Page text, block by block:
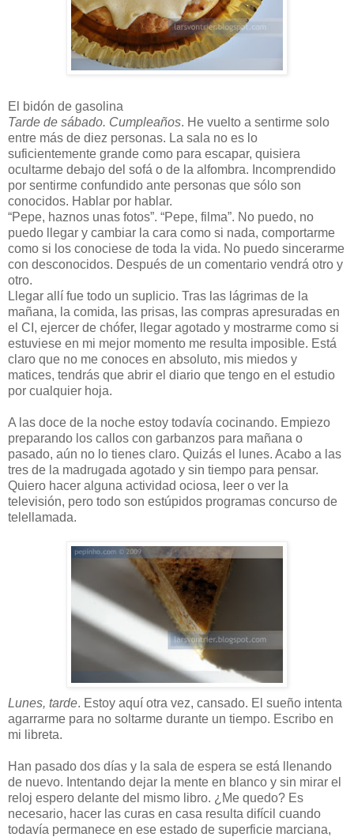
El bidón de gasolina
Tarde de sábado. Cumpleaños. He vuelto a sentirme solo
entre más de diez personas. La sala no es lo
suficientemente grande como para escapar, quisiera
ocultarme debajo del sofá o de la alfombra. Incomprendido
por sentirme confundido ante personas que sólo son
conocidos. Hablar por hablar.
“Pepe, haznos unas fotos”. “Pepe, filma”. No puedo, no
puedo llegar y cambiar la cara como si nada, comportarme
como si los conociese de toda la vida. No puedo sincerarme
con desconocidos. Después de un comentario vendrá otro y
otro.
Llegar allí fue todo un suplicio. Tras las lágrimas de la
mañana, la comida, las prisas, las compras apresuradas en
el CI, ejercer de chófer, llegar agotado y mostrarme como si
estuviese en mi mejor momento me resulta imposible. Está
claro que no me conoces en absoluto, mis miedos y
matices, tendrás que abrir el diario que tengo en el estudio
por cualquier hoja.
A las doce de la noche estoy todavía cocinando. Empiezo
preparando los callos con garbanzos para mañana o
pasado, aún no lo tienes claro. Quizás el lunes. Acabo a las
tres de la madrugada agotado y sin tiempo para pensar.
Quiero hacer alguna actividad ociosa, leer o ver la
televisión, pero todo son estúpidos programas concurso de
telellamada.
Lunes, tarde. Estoy aquí otra vez, cansado. El sueño intenta
agarrarme para no soltarme durante un tiempo. Escribo en
mi libreta.
Han pasado dos días y la sala de espera se está llenando
de nuevo. Intentando dejar la mente en blanco y sin mirar el
reloj espero delante del mismo libro. ¿Me quedo? Es
necesario, hacer las curas en casa resulta difícil cuando
todavía permanece en ese estado de superficie marciana,